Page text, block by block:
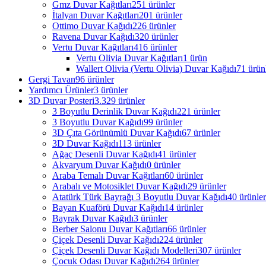
Gmz Duvar Kağıtları251 ürünler
İtalyan Duvar Kağıtları201 ürünler
Ottimo Duvar Kağıdı226 ürünler
Ravena Duvar Kağıdı320 ürünler
Vertu Duvar Kağıtları416 ürünler
Vertu Olivia Duvar Kağıtları1 ürün
Wallert Olivia (Vertu Olivia) Duvar Kağıdı71
Gergi Tavan96 ürünler
Yardımcı Ürünler3 ürünler
3D Duvar Posteri3.329 ürünler
3 Boyutlu Derinlik Duvar Kağıdı221 ürünler
3 Boyutlu Duvar Kağıdı99 ürünler
3D Çıta Görünümlü Duvar Kağıdı67 ürünler
3D Duvar Kağıdı113 ürünler
Ağaç Desenli Duvar Kağıdı41 ürünler
Akvaryum Duvar Kağıdı0 ürünler
Araba Temalı Duvar Kağıtları60 ürünler
Arabalı ve Motosiklet Duvar Kağıdı29 ürünler
Atatürk Türk Bayrağı 3 Boyutlu Duvar Kağıdı40 ürünler
Bayan Kuaförü Duvar Kağıdı14 ürünler
Bayrak Duvar Kağıdı3 ürünler
Berber Salonu Duvar Kağıtları66 ürünler
Çiçek Desenli Duvar Kağıdı224 ürünler
Çiçek Desenli Duvar Kağıdı Modelleri307 ürünler
Çocuk Odası Duvar Kağıdı264 ürünler